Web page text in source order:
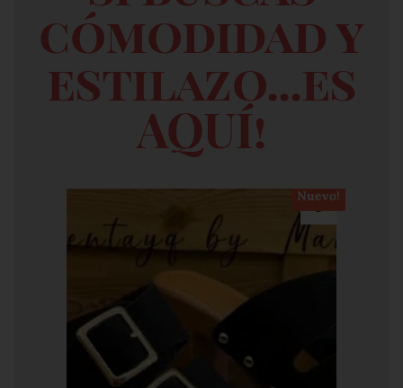
cómodidad y
estilazo...es
AQUÍ!
Nuevo!